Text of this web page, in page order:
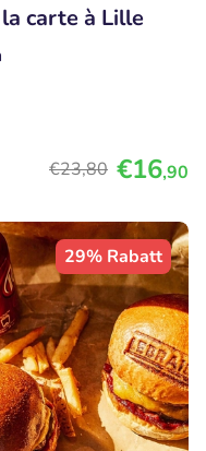
carte à Lille
€23,80 €16,90
29% Rabatt